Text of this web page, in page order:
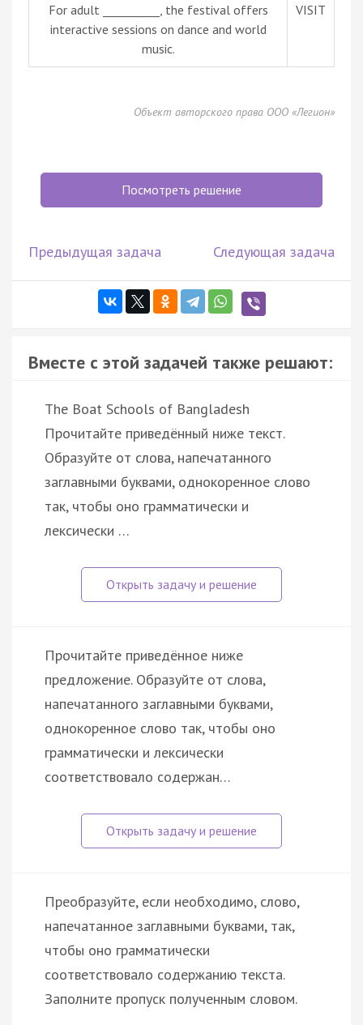
For adult __________, the festival offers
interactive sessions on dance and world
music.
VISIT
Объект авторского права ООО «Легион»
Посмотреть решение
Предыдущая задача Следующая задача
Вместе с этой задачей также решают:
The Boat Schools of Bangladesh
Прочитайте приведённый ниже текст.
Образуйте от слова, напечатанного
заглавными буквами, однокоренное слово
так, чтобы оно грамматически и
лексически …
Прочитайте приведённое ниже
предложение. Образуйте от слова,
напечатанного заглавными буквами,
однокоренное слово так, чтобы оно
грамматически и лексически
соответствовало содержан…
Преобразуйте, если необходимо, слово,
напечатанное заглавными буквами, так,
чтобы оно грамматически
соответствовало содержанию текста.
Заполните пропуск полученным словом.